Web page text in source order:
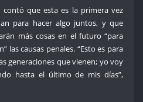
contó que esta es la primera vez
para hacer algo juntos, y que
más cosas en el futuro “para
las causas penales. “Esto es para
generaciones que vienen; yo voy
hasta el último de mis días”,